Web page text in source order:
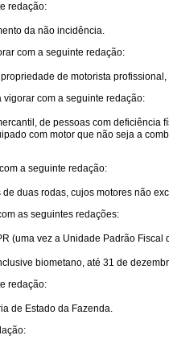
redação:
da não incidência.
com a seguinte redação:
de motorista
vigorar com a seguinte redação:
de pessoas com
com motor que não seja a
a seguinte redação:
duas rodas, cujos motores não
as seguintes redações:
(uma vez a Unidade Padrão
biometano, até 31 de
redação:
de Estado da Fazenda.